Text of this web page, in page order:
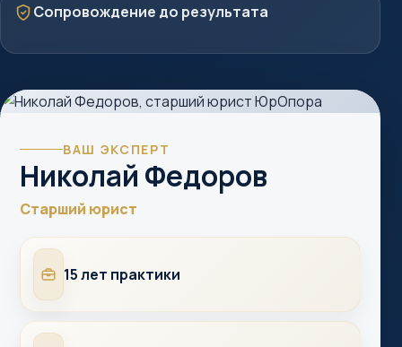
Защита
Сопровождение до результата
ВАШ ЭКСПЕРТ
Николай Федоров
Старший юрист
Опыт15 лет практики